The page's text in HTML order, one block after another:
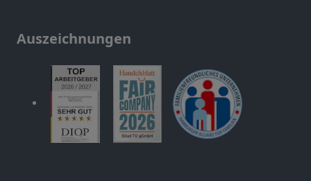
Auszeichnungen